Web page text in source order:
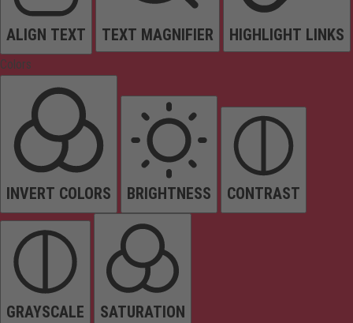
ALIGN TEXT TEXT MAGNIFIER HIGHLIGHT LINKS
Colors
INVERT COLORS BRIGHTNESS CONTRAST
GRAYSCALE SATURATION